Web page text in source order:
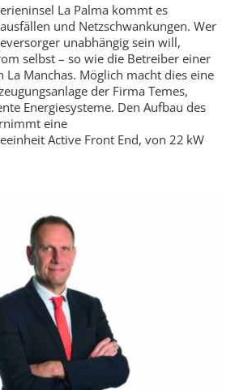
La Palma kommt es
und Netzschwankungen. Wer
unabhängig sein will,
selbst – so wie die Betreiber einer
La Manchas. Möglich macht dies eine
der Firma Temes,
Energiesysteme. Den Aufbau des
eine
Active Front End, von 22 kW